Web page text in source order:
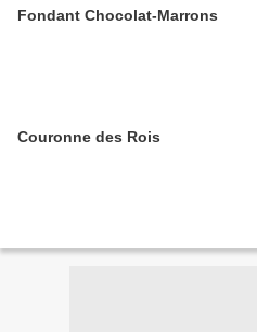
Fondant Chocolat-Marrons
Couronne des Rois